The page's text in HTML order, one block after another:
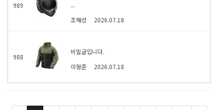
989
...
조해성
2026.07.18
988
비밀글입니다.
이형준
2026.07.18